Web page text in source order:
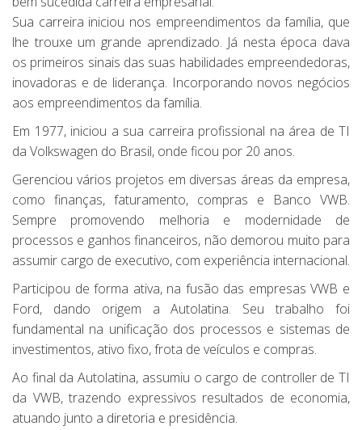
Sua carreira iniciou nos empreendimentos da família, que
lhe trouxe um grande aprendizado. Já nesta época dava
os primeiros sinais das suas habilidades empreendedoras,
inovadoras e de liderança. Incorporando novos negócios
aos empreendimentos da família.
Em 1977, iniciou a sua carreira profissional na área de TI
da Volkswagen do Brasil, onde ficou por 20 anos.
Gerenciou vários projetos em diversas áreas da empresa,
como finanças, faturamento, compras e Banco VWB.
Sempre promovendo melhoria e modernidade de
processos e ganhos financeiros, não demorou muito para
assumir cargo de executivo, com experiência internacional.
Participou de forma ativa, na fusão das empresas VWB e
Ford, dando origem a Autolatina. Seu trabalho foi
fundamental na unificação dos processos e sistemas de
investimentos, ativo fixo, frota de veículos e compras.
Ao final da Autolatina, assumiu o cargo de controller de TI
da VWB, trazendo expressivos resultados de economia,
atuando junto a diretoria e presidência.